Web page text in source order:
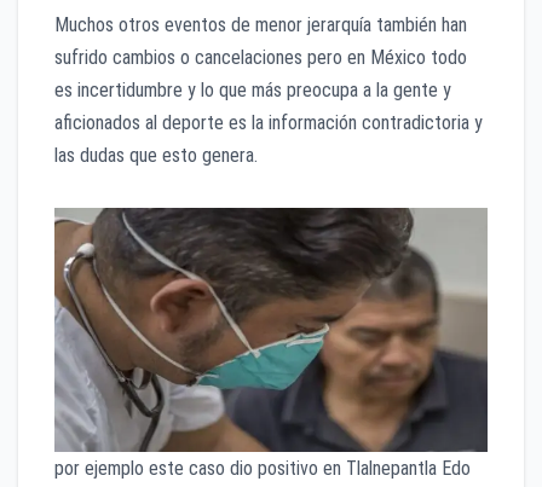
Muchos otros eventos de menor jerarquía también han
sufrido cambios o cancelaciones pero en México todo
es incertidumbre y lo que más preocupa a la gente y
aficionados al deporte es la información contradictoria y
las dudas que esto genera.
por ejemplo este caso dio positivo en Tlalnepantla Edo